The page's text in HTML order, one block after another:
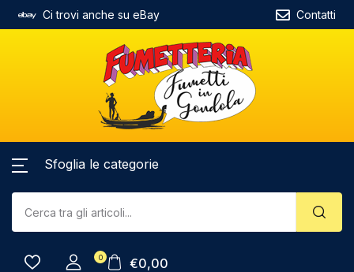
Ci trovi anche su eBay Contatti
Sfoglia le categorie
0 €0,00